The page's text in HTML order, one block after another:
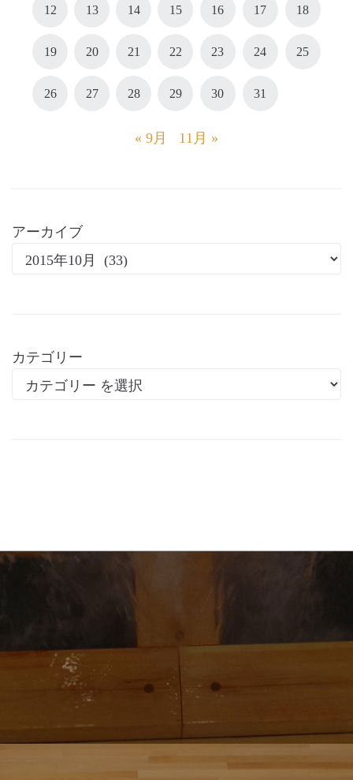
12 13 14 15 16 17 18
19 20 21 22 23 24 25
26 27 28 29 30 31
« 9月 11月 »
アーカイブ
カテゴリー